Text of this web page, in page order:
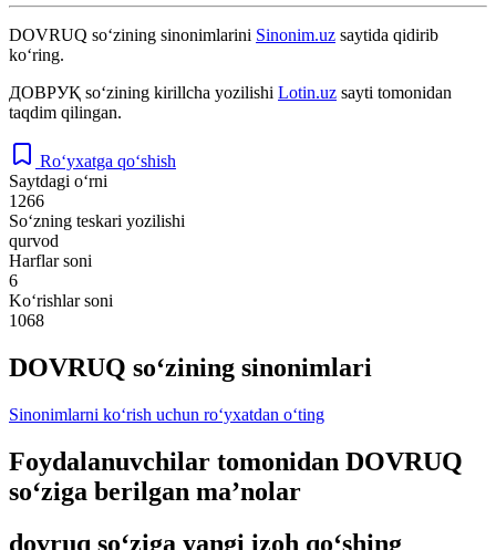
DOVRUQ so‘zining sinonimlarini Sinonim.uz saytida qidirib
ko‘ring.
ДОВРУҚ so‘zining kirillcha yozilishi Lotin.uz sayti tomonidan
taqdim qilingan.
Ro‘yxatga qo‘shish
Saytdagi o‘rni
1266
So‘zning teskari yozilishi
qurvod
Harflar soni
6
Ko‘rishlar soni
1068
DOVRUQ so‘zining sinonimlari
Sinonimlarni ko‘rish uchun ro‘yxatdan o‘ting
Foydalanuvchilar tomonidan DOVRUQ
so‘ziga berilgan ma’nolar
dovruq so‘ziga yangi izoh qo‘shing